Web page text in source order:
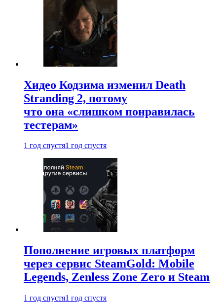
Хидео Кодзима изменил Death
Stranding 2, потому
что она «слишком понравилась
тестерам»
1 год спустя1 год спустя
Пополнение игровых платформ
через сервис SteamGold: Mobile
Legends, Zenless Zone Zero и Steam
1 год спустя1 год спустя